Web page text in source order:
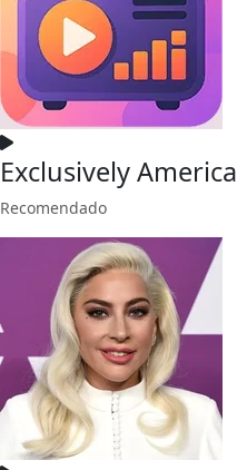
Exclusively America
Recomendado